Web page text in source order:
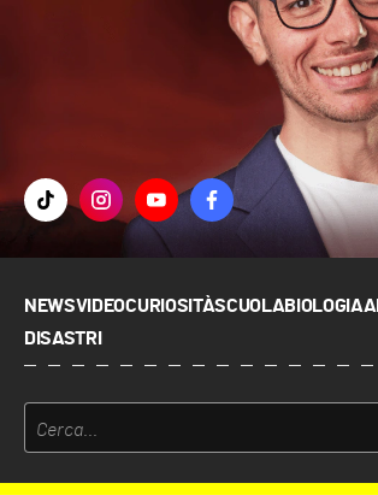
NEWSVIDEOCURIOSITÀSCUOLABIOLOGIA
DISASTRI